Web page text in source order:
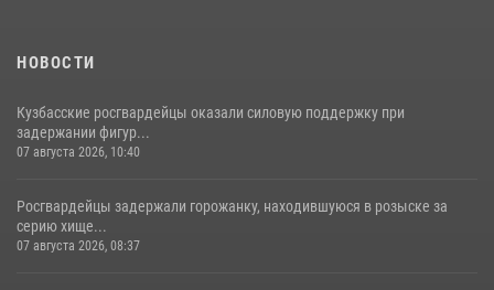
НОВОСТИ
Кузбасские росгвардейцы оказали силовую поддержку при
задержании фигур...
07 августа 2026, 10:40
Росгвардейцы задержали горожанку, находившуюся в розыске за
серию хище...
07 августа 2026, 08:37